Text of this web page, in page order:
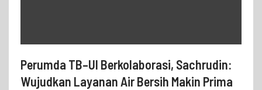
Perumda TB–UI Berkolaborasi, Sachrudin:
Wujudkan Layanan Air Bersih Makin Prima